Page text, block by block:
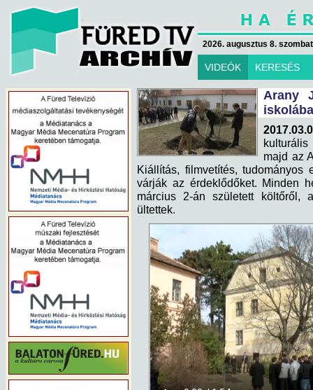
2026. augusztus 8.
VIDEÓK KERESÉS
Arany
majd az
Kiállítás, filmvetítés, tudományos
várják az érdeklődőket. Minden
március 2-án született költőről,
ültettek.